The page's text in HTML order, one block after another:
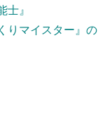
士』
りマイスター』の